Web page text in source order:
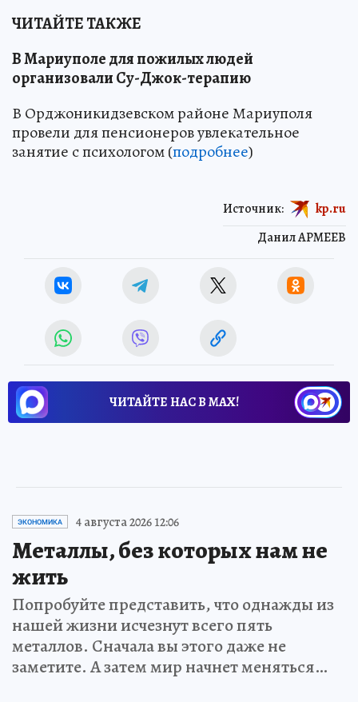
ЧИТАЙТЕ ТАКЖЕ
В Мариуполе для пожилых людей
организовали Су-Джок-терапию
В Орджоникидзевском районе Мариуполя
провели для пенсионеров увлекательное
занятие с психологом (подробнее)
Данил АРМЕЕВ
Источник: kp.ru
ЧИТАЙТЕ НАС В МАХ!
ЭКОНОМИКА 4 августа 2026 12:06
Металлы, без которых нам не
жить
Попробуйте представить, что однажды из
нашей жизни исчезнут всего пять
металлов. Сначала вы этого даже не
заметите. А затем мир начнет меняться…